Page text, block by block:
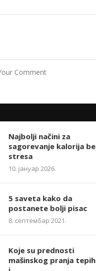
Save my name, email, and
Najbolji načini za
sagorevanje kalorija
stresa
10. јануар 2026.
5 saveta kako da
postanete bolji pisac
8. септембар 2021.
Koje su prednosti
mašinskog pranja